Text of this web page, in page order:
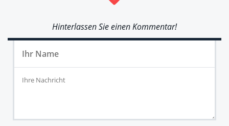
Hinterlassen Sie einen Kommentar!